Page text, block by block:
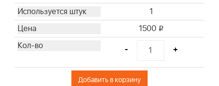
1
1500 i
- +
Добавить в корзину